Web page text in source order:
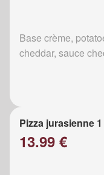
Base crème,
cheddar, sauce
Pizza jurasienne
13.99 €